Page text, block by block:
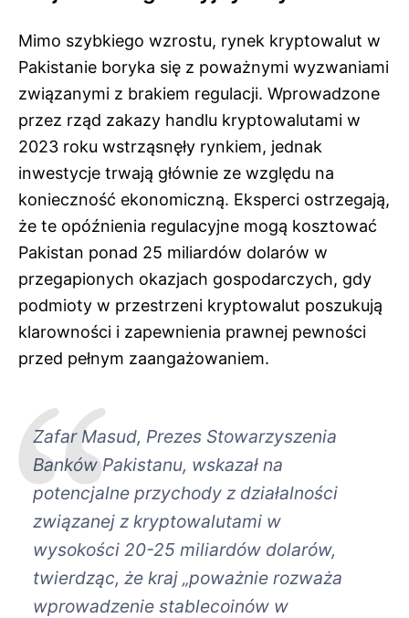
Mimo szybkiego wzrostu, rynek kryptowalut w
Pakistanie boryka się z poważnymi wyzwaniami
związanymi z brakiem regulacji. Wprowadzone
przez rząd zakazy handlu kryptowalutami w
2023 roku wstrząsnęły rynkiem, jednak
inwestycje trwają głównie ze względu na
konieczność ekonomiczną. Eksperci ostrzegają,
że te opóźnienia regulacyjne mogą kosztować
Pakistan ponad 25 miliardów dolarów w
przegapionych okazjach gospodarczych, gdy
podmioty w przestrzeni kryptowalut poszukują
klarowności i zapewnienia prawnej pewności
przed pełnym zaangażowaniem.
Zafar Masud, Prezes Stowarzyszenia
Banków Pakistanu, wskazał na
potencjalne przychody z działalności
związanej z kryptowalutami w
wysokości 20-25 miliardów dolarów,
twierdząc, że kraj „poważnie rozważa
wprowadzenie stablecoinów w